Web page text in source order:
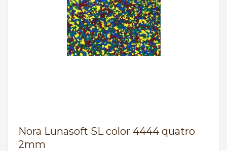
Nora Lunasoft SL color 4444 quatro
2mm